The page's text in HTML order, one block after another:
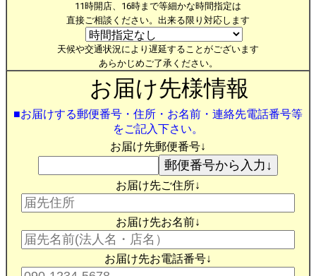
11時開店、16時まで等細かな時間指定は
直接ご相談ください。出来る限り対応します
天候や交通状況により遅延することがございます
あらかじめご了承ください。
お届け先様情報
■お届けする郵便番号・住所・お名前・連絡先電話番号等
をご記入下さい。
お届け先郵便番号↓
お届け先ご住所↓
お届け先お名前↓
お届け先お電話番号↓